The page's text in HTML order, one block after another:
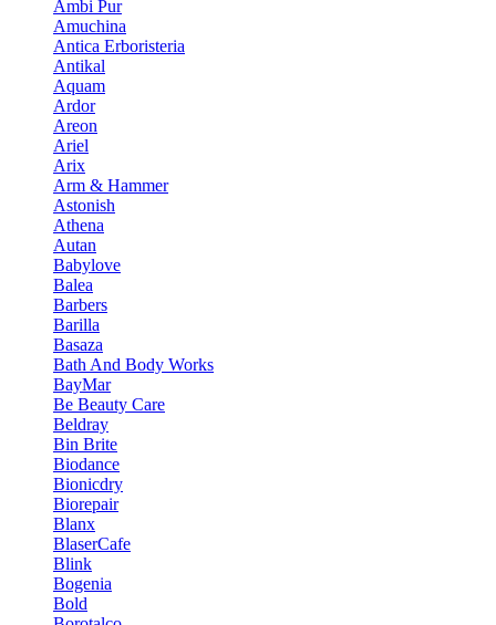
Ambi Pur
Amuchina
Antica Erboristeria
Antikal
Aquam
Ardor
Areon
Ariel
Arix
Arm & Hammer
Astonish
Athena
Autan
Babylove
Balea
Barbers
Barilla
Basaza
Bath And Body Works
BayMar
Be Beauty Care
Beldray
Bin Brite
Biodance
Bionicdry
Biorepair
Blanx
BlaserCafe
Blink
Bogenia
Bold